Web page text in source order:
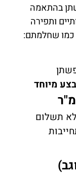
בהתאמה
ותפירה
שחלמתם:
מיוחד
תשלום